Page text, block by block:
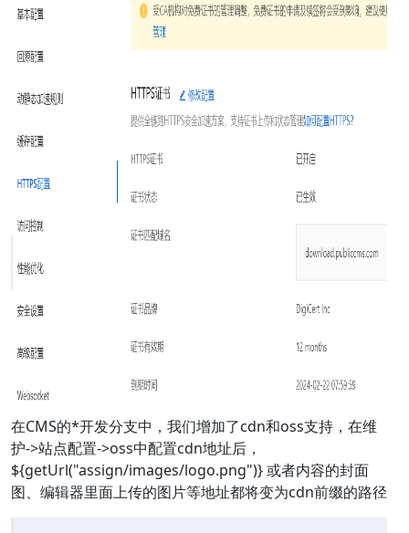
在CMS的*开发分支中，我们增加了cdn和oss支持，在维
护->站点配置->oss中配置cdn地址后，
${getUrl("assign/images/logo.png")} 或者内容的封面
图、编辑器里面上传的图片等地址都将变为cdn前缀的路径